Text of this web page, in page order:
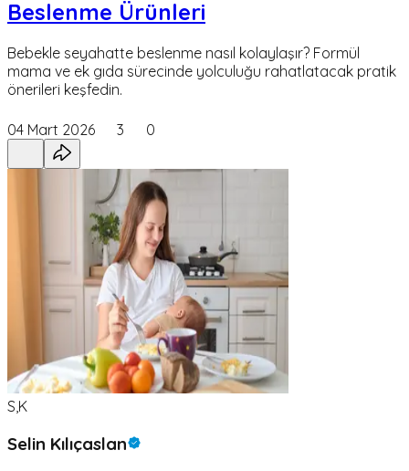
Beslenme Ürünleri
Bebekle seyahatte beslenme nasıl kolaylaşır? Formül
mama ve ek gıda sürecinde yolculuğu rahatlatacak pratik
önerileri keşfedin.
04 Mart 2026 3 0
S,K
Selin Kılıçaslan